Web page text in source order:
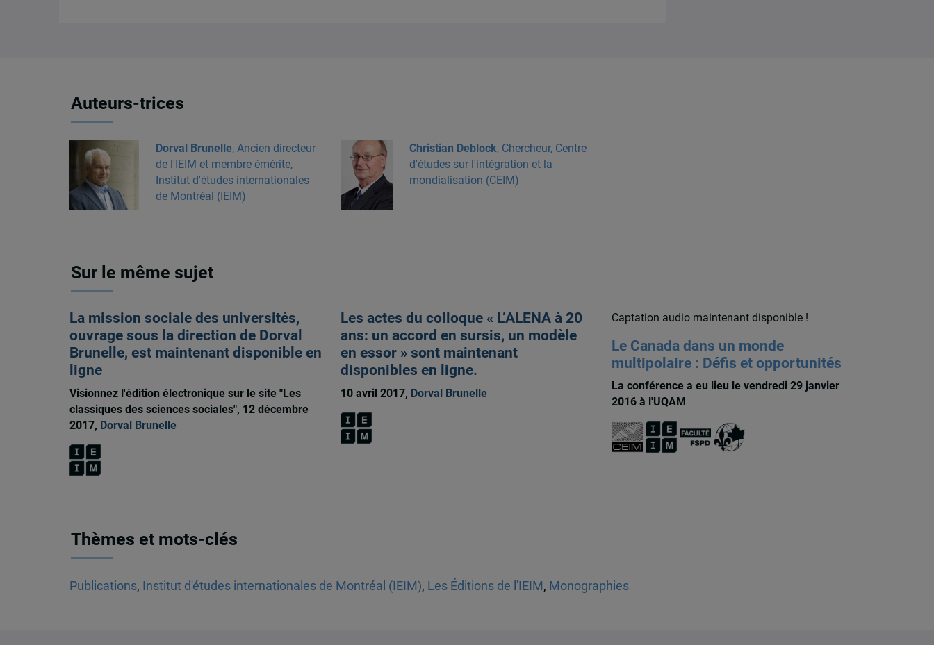
Auteurs-trices
Dorval Brunelle, Ancien directeur
de l'IEIM et membre émérite,
Institut d'études internationales
de Montréal (IEIM)
Christian Deblock, Chercheur, Centre
d'études sur l'intégration et la
mondialisation (CEIM)
Sur le même sujet
La mission sociale des universités,
ouvrage sous la direction de Dorval
Brunelle, est maintenant disponible en
ligne
Visionnez l'édition électronique sur le site "Les
classiques des sciences sociales", 12 décembre
2017, Dorval Brunelle
Les actes du colloque « L’ALENA à 20
ans: un accord en sursis, un modèle
en essor » sont maintenant
disponibles en ligne.
10 avril 2017, Dorval Brunelle
Captation audio maintenant disponible !
Le Canada dans un monde
multipolaire : Défis et opportunités
La conférence a eu lieu le vendredi 29 janvier
2016 à l'UQAM
Thèmes et mots-clés
Publications, Institut d'études internationales de Montréal (IEIM), Les Éditions de l'IEIM, Monographies